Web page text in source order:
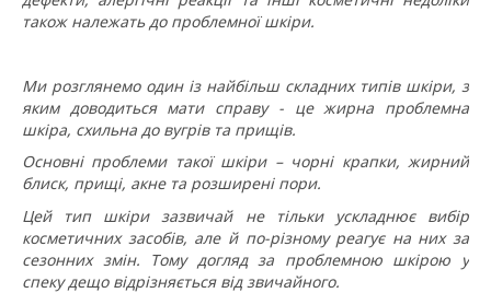
також належать до проблемної шкіри.
Ми розглянемо один із найбільш складних типів шкіри, з
яким доводиться мати справу - це жирна проблемна
шкіра, схильна до вугрів та прищів.
Основні проблеми такої шкіри – чорні крапки, жирний
блиск, прищі, акне та розширені пори.
Цей тип шкіри зазвичай не тільки ускладнює вибір
косметичних засобів, але й по-різному реагує на них за
сезонних змін. Тому догляд за проблемною шкірою у
спеку дещо відрізняється від звичайного.